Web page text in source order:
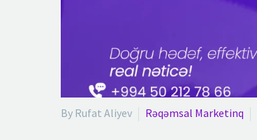
By Rufat Aliyev Rəqəmsal Marketinq